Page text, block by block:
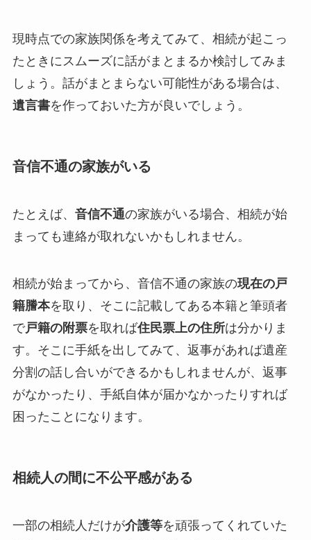
現時点での家族関係を考えてみて、相続が起こっ
たときにスムーズに話がまとまるか検討してみま
しょう。話がまとまらない可能性がある場合は、
遺言書を作っておいた方が良いでしょう。
音信不通の家族がいる
たとえば、 音信不通の家族がいる場合、相続が始
まっても連絡が取れないかもしれません。
相続が始まってから、音信不通の家族の現在の戸
籍謄本を取り、そこに記載してある本籍と筆頭者
で戸籍の附票を取れば住民票上の住所は分かりま
す。そこに手紙を出してみて、返事があれば遺産
分割の話し合いができるかもしれませんが、返事
がなかったり、手紙自体が届かなかったりすれば
困ったことになります。
相続人の間に不公平感がある
一部の相続人だけが介護等を頑張ってくれていた